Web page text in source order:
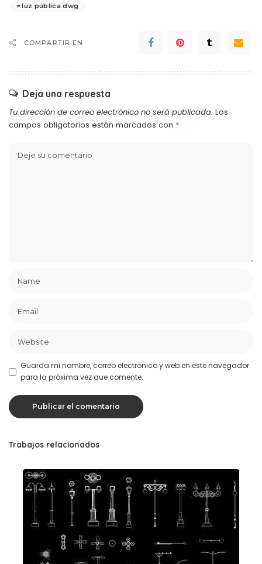
luz pública dwg
COMPARTIR EN
Deja una respuesta
Tu dirección de correo electrónico no será publicada. Los
campos obligatorios están marcados con *
Guarda mi nombre, correo electrónico y web en este navegador
para la próxima vez que comente.
Trabajos relacionados